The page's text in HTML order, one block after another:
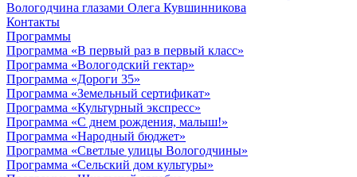
Вологодчина глазами Олега Кувшинникова
Контакты
Программы
Программа «В первый раз в первый класс»
Программа «Вологодский гектар»
Программа «Дороги 35»
Программа «Земельный сертификат»
Программа «Культурный экспресс»
Программа «С днем рождения, малыш!»
Программа «Народный бюджет»
Программа «Светлые улицы Вологодчины»
Программа «Сельский дом культуры»